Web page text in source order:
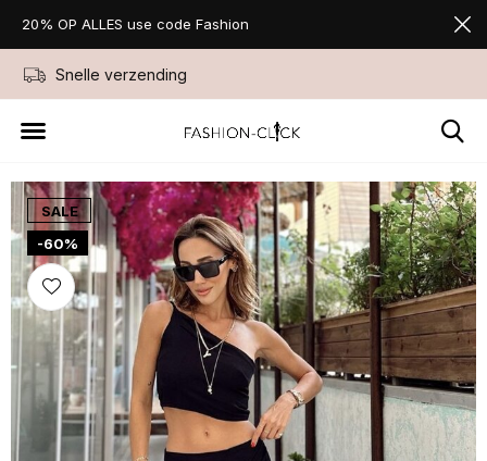
Snelle verzending
20% OP ALLES use code Fashion
SALE
-60%